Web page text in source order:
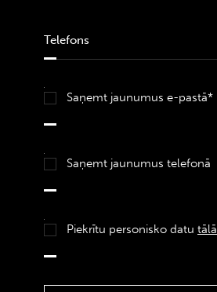
Saņemt jaunumus e-pastā*
Saņemt jaunumus telefonā
Piekrītu personisko datu